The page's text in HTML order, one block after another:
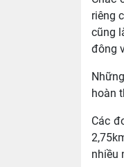
riêng
cũng
đông
hoàn
Các
nhiều